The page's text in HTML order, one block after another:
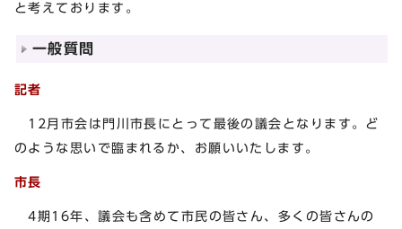
と考えております。
一般質問
記者
12月市会は門川市長にとって最後の議会となります。ど
のような思いで臨まれるか、お願いいたします。
市長
4期16年、議会も含めて市民の皆さん、多くの皆さんの